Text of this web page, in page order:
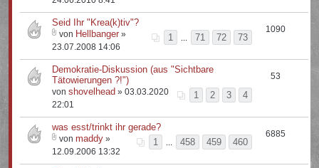
Seid Ihr "Krea(k)tiv"?
1
71 72 73
von Hellbanger »
23.07.2008 14:06
1090
Demokratie-Diskussion (aus "Sichtbare
Tätowierungen ?!")
1
2 3 4
vonshovelhead » 03.03.2020
22:01
53
was esst/trinkt ihr gerade?
1
458 459 460
vonmaddy »
12.09.2006 13:32
6885